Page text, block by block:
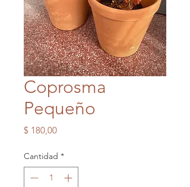
Coprosma
Pequeño
$ 180,00Precio
Cantidad *